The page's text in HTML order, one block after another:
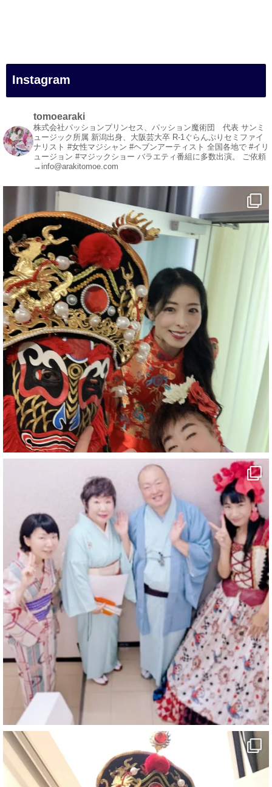
#白浜町
#変面ショー
#イベント
#宴会
#余興
1 5 X
マジシャン派遣 パッションプリンセス【公式】
@comedy_illusion · 7 8月
お疲れ様です
YouTubeを更新しました
https://youtu.be/9sHKhUQBmUE @YouTube
#企業公式がお疲れ様を言い合う
#チャンネル登録おねがいします
#愛媛県
#新居浜市
#マイントピア別子
#泉寿亭
#有形文化財
#四国
#愛媛観光
#旅行
#旅行動画
#一人旅
#観光スポット
#旅行好きと繋がりたい
5 X
マジシャン派遣 パッションプリンセス【公式】
@comedy_illusion · 6 8月
お疲れ様です
ブログ更新しました
「マジシャン和歌山旅 白浜町・三段壁」
#企業公式がお疲れ様を言い合う
#旅行好きな人と繋がりたい
#一人旅
#女性マジシャン
#出張マジック
#マジシャン派遣
#イリュージョン
#和歌山県
Instagram
tomoearaki
株式会社パッションプリンセス、パッション魔術団 代表 サンミ
ュージック所属 新潟出身、大阪芸大卒 R-1ぐらんぷりセミファイ
ナリスト #女性マジシャン #ヘブンアーティスト 全国各地で #イリ
ュージョン #マジックショー バラエティ番組に多数出演。 ご依頼
→info@arakitomoe.com